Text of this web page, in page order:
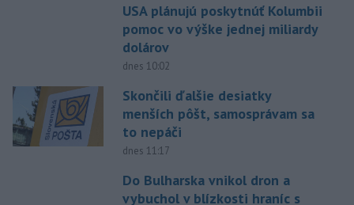
USA plánujú poskytnúť Kolumbii
pomoc vo výške jednej miliardy
dolárov
dnes 10:02
Skončili ďalšie desiatky
menších pôšt, samosprávam sa
to nepáči
dnes 11:17
Do Bulharska vnikol dron a
vybuchol v blízkosti hraníc s